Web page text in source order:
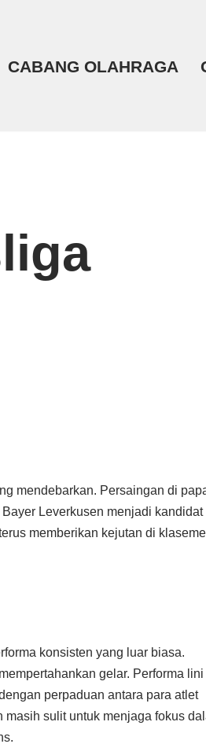
CABANG OLAHRAGA
mendebarkan. Persaingan di
Leverkusen menjadi kandidat
memberikan kejutan di
konsisten yang luar biasa.
gelar. Performa
perpaduan antara para atlet
sulit untuk menjaga fokus